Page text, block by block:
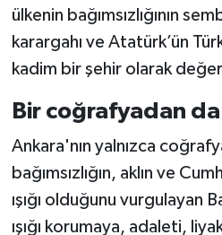
ülkenin bağımsızlığının
karargahı ve Atatürk’ün
kadim bir şehir olarak
Bir coğrafyadan
Ankara'nın yalnızca
bağımsızlığın, aklın ve
ışığı olduğunu vurgulayan
ışığı korumaya, adaleti,